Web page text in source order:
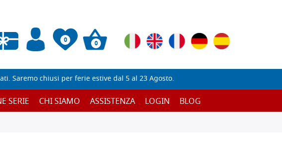
0 0
Saremo chiusi per ferie estive dal 5 al 23 Agosto.
SERIE CHI SIAMO ASSISTENZA LOGIN BLOG